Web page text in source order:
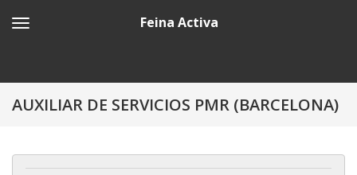
Feina Activa
AUXILIAR DE SERVICIOS PMR (BARCELONA)